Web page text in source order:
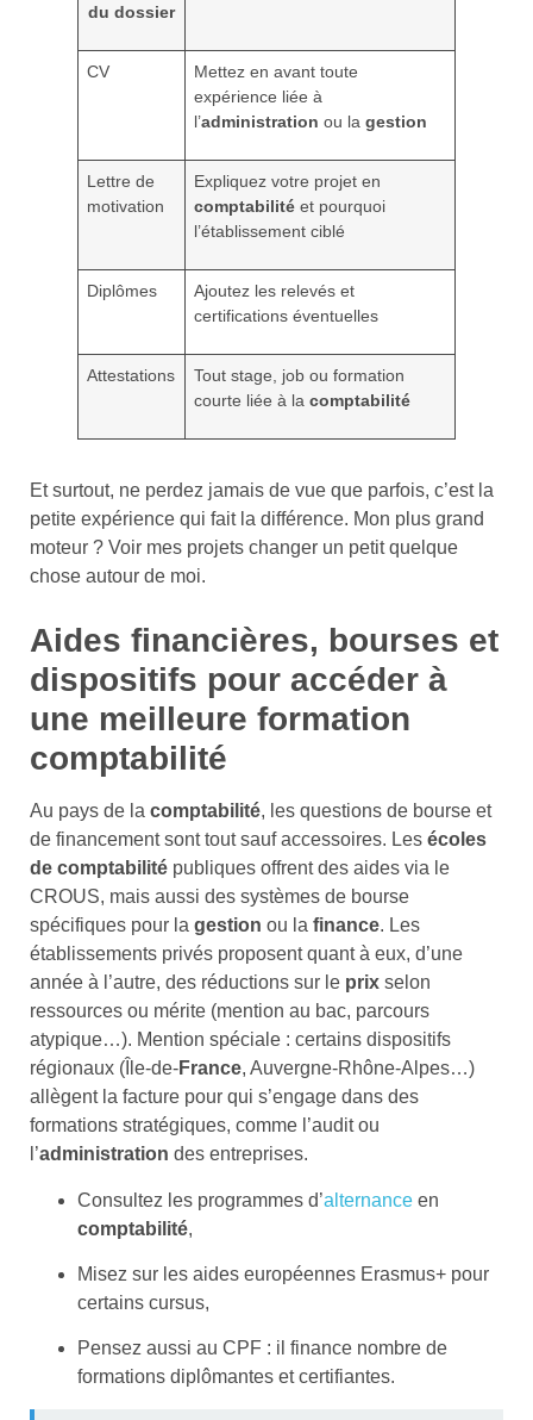
du dossier
CV
Mettez en avant toute
expérience liée à
l’administration ou lagestion
Lettre de
motivation
Expliquez votre projet en
comptabilité et pourquoi
l’établissement ciblé
Diplômes
Ajoutez les relevés et
certifications éventuelles
Attestations
Tout stage, job ou formation
courte liée à lacomptabilité
Et surtout, ne perdez jamais de vue que parfois, c’est la
petite expérience qui fait la différence. Mon plus grand
moteur ? Voir mes projets changer un petit quelque
chose autour de moi.
Aides financières, bourses et
dispositifs pour accéder à
une meilleure formation
comptabilité
Au pays de la comptabilité, les questions de bourse et
de financement sont tout sauf accessoires. Les écoles
de comptabilité publiques offrent des aides via le
CROUS, mais aussi des systèmes de bourse
spécifiques pour la gestion ou la finance. Les
établissements privés proposent quant à eux, d’une
année à l’autre, des réductions sur le prix selon
ressources ou mérite (mention au bac, parcours
atypique…). Mention spéciale : certains dispositifs
régionaux (Île-de-France, Auvergne-Rhône-Alpes…)
allègent la facture pour qui s’engage dans des
formations stratégiques, comme l’audit ou
l’administration des entreprises.
Consultez les programmes d’alternance en
comptabilité,
Misez sur les aides européennes Erasmus+ pour
certains cursus,
Pensez aussi au CPF : il finance nombre de
formations diplômantes et certifiantes.